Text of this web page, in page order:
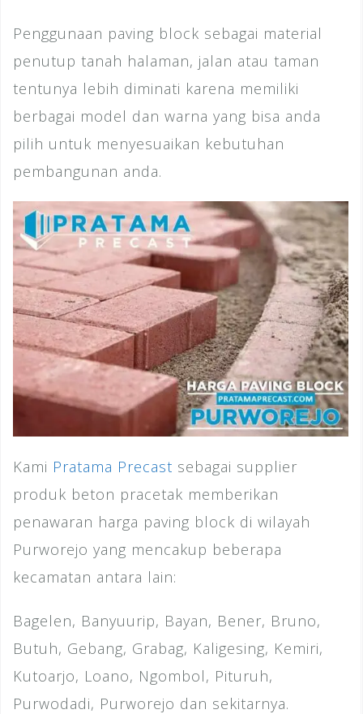
Penggunaan paving block sebagai material
penutup tanah halaman, jalan atau taman
tentunya lebih diminati karena memiliki
berbagai model dan warna yang bisa anda
pilih untuk menyesuaikan kebutuhan
pembangunan anda.
Kami Pratama Precast sebagai supplier
produk beton pracetak memberikan
penawaran harga paving block di wilayah
Purworejo yang mencakup beberapa
kecamatan antara lain:
Bagelen, Banyuurip, Bayan, Bener, Bruno,
Butuh, Gebang, Grabag, Kaligesing, Kemiri,
Kutoarjo, Loano, Ngombol, Pituruh,
Purwodadi, Purworejo dan sekitarnya.